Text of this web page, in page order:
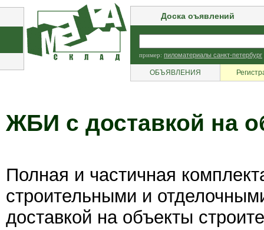
Доска оъявлений
пример: пиломатериалы санкт-петербург
ОБЪЯВЛЕНИЯ
ЖБИ с доставкой на
Полная и частичная
строительными и
доставкой на объекты